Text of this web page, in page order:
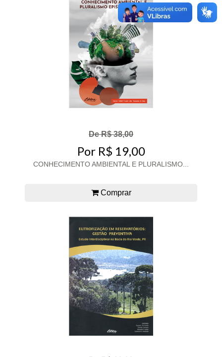
De R$ 38,00
Por R$ 19,00
CONHECIMENTO AMBIENTAL E PLURALISMO...
Comprar